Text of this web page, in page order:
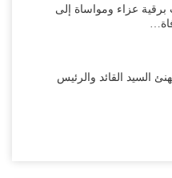
مكتب العليمي.. هل دخلت سلطة
قبلية مع فصائل سعودية
عزاء ومواساة إلى
السيد القائد والرئيس